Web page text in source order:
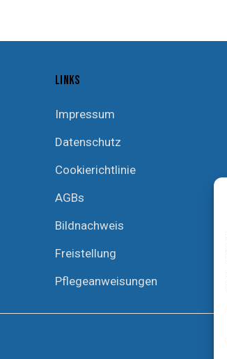
LINKS
Impressum
Datenschutz
Cookierichtlinie
AGBs
Bildnachweis
Freistellung
Pflegeanweisungen